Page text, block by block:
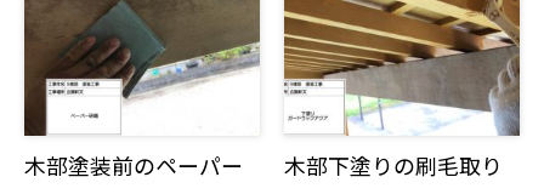
木部塗装前のペーパー
木部下塗りの刷毛取り